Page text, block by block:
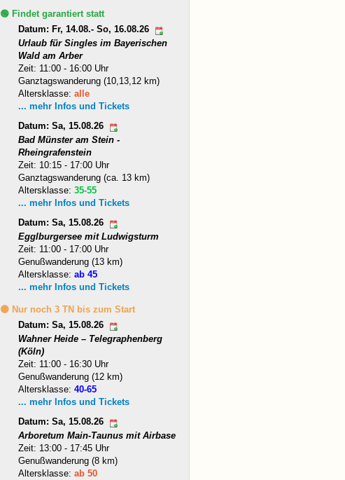
🟢 Findet garantiert statt
Datum: Fr, 14.08.- So, 16.08.26
Urlaub für Singles im Bayerischen
Wald am Arber
Zeit: 11:00 - 16:00 Uhr
Ganztagswanderung (10,13,12 km)
Altersklasse:alle
... mehr Infos und Tickets
Datum: Sa, 15.08.26
Bad Münster am Stein -
Rheingrafenstein
Zeit: 10:15 - 17:00 Uhr
Ganztagswanderung (ca. 13 km)
Altersklasse:35-55
... mehr Infos und Tickets
Datum: Sa, 15.08.26
Egglburgersee mit Ludwigsturm
Zeit: 11:00 - 17:00 Uhr
Genußwanderung (13 km)
Altersklasse:ab 45
... mehr Infos und Tickets
🟡 Nur noch 3 TN bis zum Start
Datum: Sa, 15.08.26
Wahner Heide – Telegraphenberg
(Köln)
Zeit: 11:00 - 16:30 Uhr
Genußwanderung (12 km)
Altersklasse:40-65
... mehr Infos und Tickets
Datum: Sa, 15.08.26
Arboretum Main-Taunus mit Airbase
Zeit: 13:00 - 17:45 Uhr
Genußwanderung (8 km)
Altersklasse:ab 50